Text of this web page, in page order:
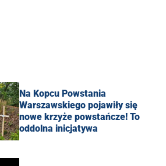
Na Kopcu Powstania
Warszawskiego pojawiły się
nowe krzyże powstańcze! To
oddolna inicjatywa